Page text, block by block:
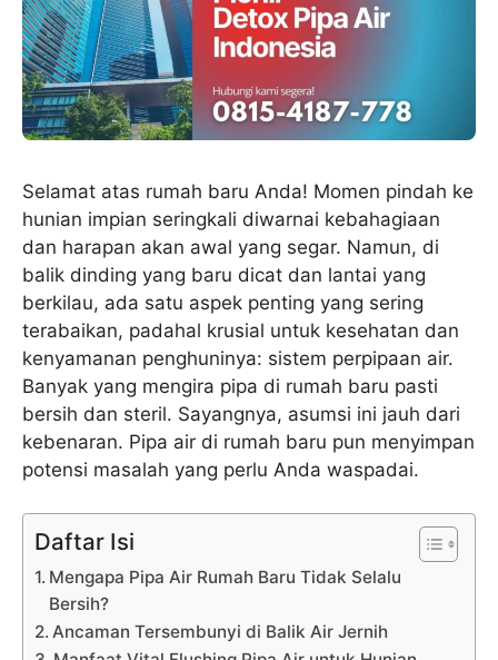
Selamat atas rumah baru Anda! Momen pindah ke
hunian impian seringkali diwarnai kebahagiaan
dan harapan akan awal yang segar. Namun, di
balik dinding yang baru dicat dan lantai yang
berkilau, ada satu aspek penting yang sering
terabaikan, padahal krusial untuk kesehatan dan
kenyamanan penghuninya: sistem perpipaan air.
Banyak yang mengira pipa di rumah baru pasti
bersih dan steril. Sayangnya, asumsi ini jauh dari
kebenaran. Pipa air di rumah baru pun menyimpan
potensi masalah yang perlu Anda waspadai.
Daftar Isi
Mengapa Pipa Air Rumah Baru Tidak Selalu
Bersih?
Ancaman Tersembunyi di Balik Air Jernih